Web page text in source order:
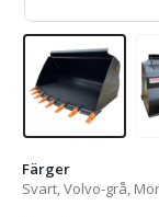
Färger
Svart, Volvo-grå,